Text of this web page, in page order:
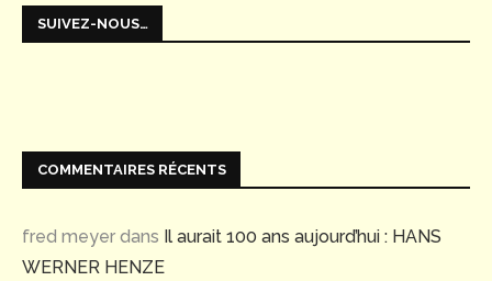
SUIVEZ-NOUS…
COMMENTAIRES RÉCENTS
fred meyer dans Il aurait 100 ans aujourd’hui : HANS
WERNER HENZE